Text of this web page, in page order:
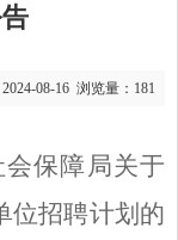
08-16 浏览量： 181
保障局关于
位招聘计划的